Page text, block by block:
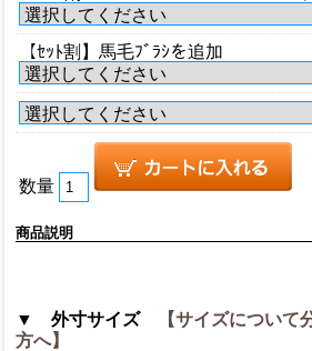
【ｾｯﾄ割】馬毛ﾌﾞﾗｼを追加
数量
商品説明
▼ 外寸サイズ
【サイズについて
方へ】